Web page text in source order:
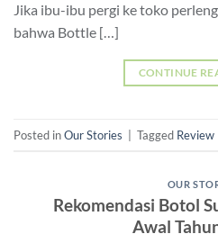
Jika ibu-ibu pergi ke toko
bahwa Bottle […]
CONTINUE
Posted inOur Stories Tagged Review
OUR
Rekomendasi Botol
Awal